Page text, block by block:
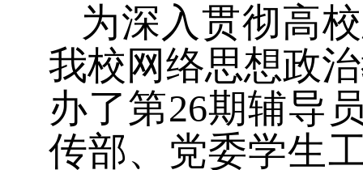
为深入贯彻高
我校网络思想政
办了第26期辅导
传部、党委学生